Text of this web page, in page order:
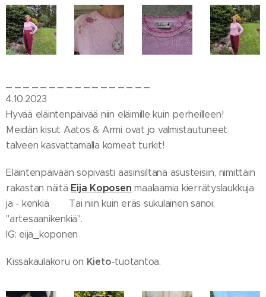
4.10.2023
Hyvää eläintenpäivää niin eläimille kuin perheilleen!
Meidän kisut Aatos & Armi ovat jo valmistautuneet
talveen kasvattamalla komeat turkit!
Eläintenpäivään sopivasti aasinsiltana asusteisiin, nimittäin
rakastan näitä Eija Koposen maalaamia kierrätyslaukkuja
ja - kenkiä 😍 Tai niin kuin eräs sukulainen sanoi,
"artesaanikenkiä".
IG: eija_koponen
Kissakaulakoru on Kieto-tuotantoa.